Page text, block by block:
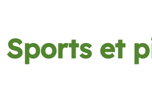
Sports et